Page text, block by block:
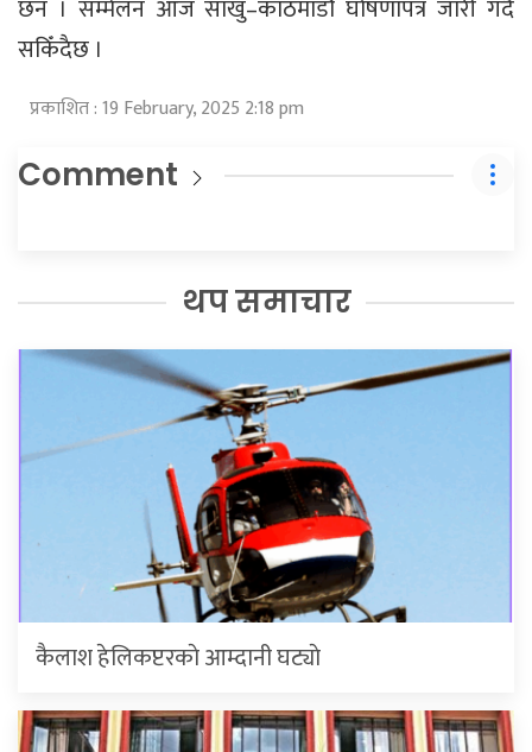
छन । सम्मेलन आज साँखु–काठमाडौं घोषणापत्र जारी गर्दै
सकिँदैछ ।
प्रकाशित : 19 February, 2025 2:18 pm
Comment
थप समाचार
कैलाश हेलिकप्टरकाे आम्दानी घट्याे